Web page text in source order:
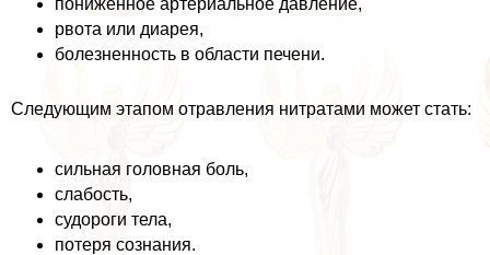
рвота или диарея,
болезненность в области печени.
Следующим этапом отравления нитратами может стать:
сильная головная боль,
слабость,
судороги тела,
потеря сознания.